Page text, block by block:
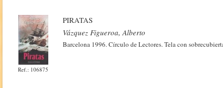
Ref.: 106875
PIRATAS
Vázquez Figueroa, Alberto
Barcelona 1996. Círculo de Lectores. Tela con